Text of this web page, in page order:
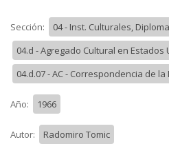
Sección: 04 - Inst. Culturales,
04.d - Agregado Cultural en Estados
04.d.07 - AC - Correspondencia de
Año: 1966
Autor: Radomiro Tomic